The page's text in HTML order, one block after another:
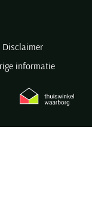
Disclaimer
informatie